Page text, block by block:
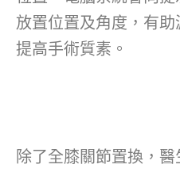
放置位置及角度，有助
提高手術質素。
除了全膝關節置換，